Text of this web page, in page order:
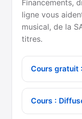
Financements,
ligne vous
musical, de la
titres.
Cours gratuit
Cours :